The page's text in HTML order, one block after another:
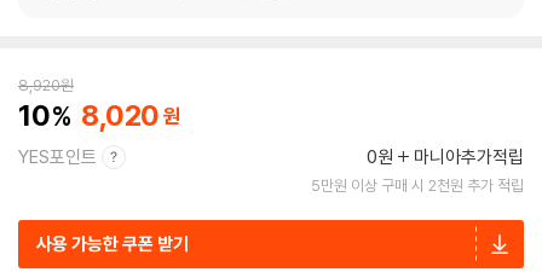
8,920원
10 8,020
YES포인트 0원 마니아추가적립
5만원 이상 구매 시 2천원 추가 적립
사용 가능한 쿠폰 받기